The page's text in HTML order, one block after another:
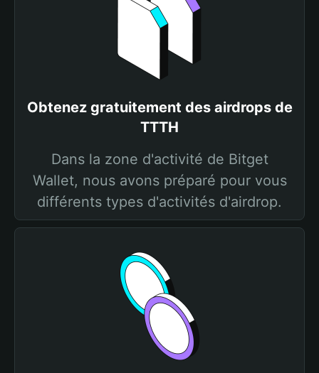
Obtenez gratuitement des airdrops de
TTTH
Dans la zone d'activité de Bitget
Wallet, nous avons préparé pour vous
différents types d'activités d'airdrop.